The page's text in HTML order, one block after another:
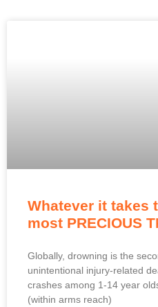
Whatever it takes
most PRECIOUS
Globally, drowning is the
unintentional injury-related
crashes among 1-14 year
(within arms reach)